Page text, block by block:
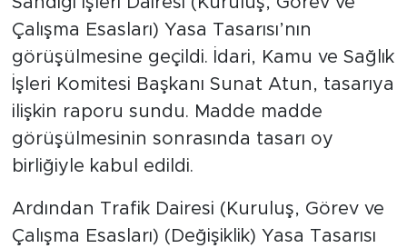
Çalışma Esasları) Yasa Tasarısı’nın
görüşülmesine geçildi. İdari, Kamu ve Sağlık
İşleri Komitesi Başkanı Sunat Atun, tasarıya
ilişkin raporu sundu. Madde madde
görüşülmesinin sonrasında tasarı oy
birliğiyle kabul edildi.
Ardından Trafik Dairesi (Kuruluş, Görev ve
Çalışma Esasları) (Değişiklik) Yasa Tasarısı